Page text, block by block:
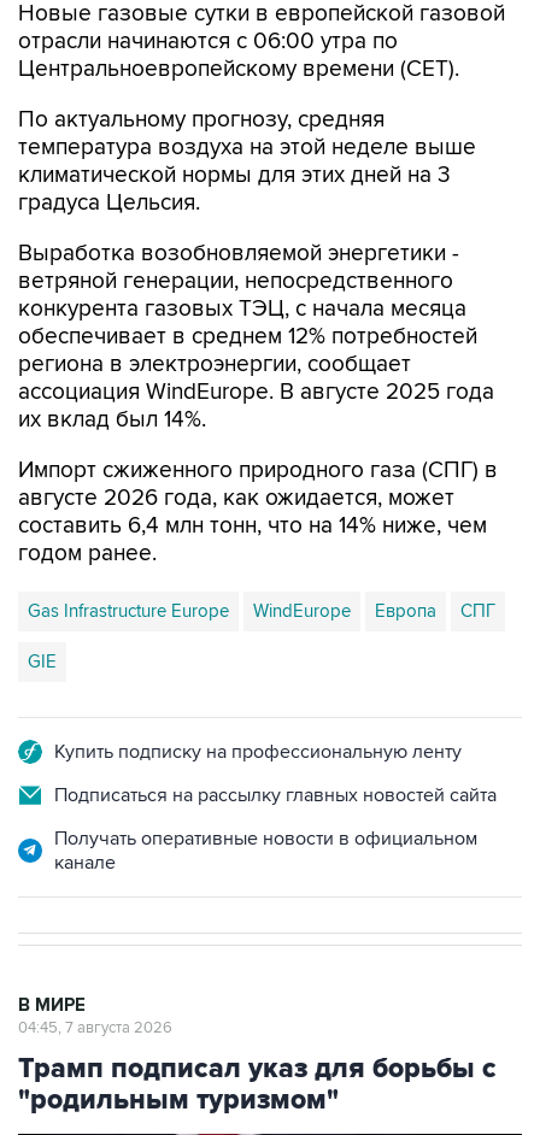
Новые газовые сутки в европейской газовой
отрасли начинаются c 06:00 утра по
Центральноевропейскому времени (CET).
По актуальному прогнозу, средняя
температура воздуха на этой неделе выше
климатической нормы для этих дней на 3
градуса Цельсия.
Выработка возобновляемой энергетики -
ветряной генерации, непосредственного
конкурента газовых ТЭЦ, с начала месяца
обеспечивает в среднем 12% потребностей
региона в электроэнергии, сообщает
ассоциация WindEurope. В августе 2025 года
их вклад был 14%.
Импорт сжиженного природного газа (СПГ) в
августе 2026 года, как ожидается, может
составить 6,4 млн тонн, что на 14% ниже, чем
годом ранее.
Gas Infrastructure Europe WindEurope Европа СПГ
GIE
Купить подписку на профессиональную ленту
Подписаться на рассылку главных новостей сайта
Получать оперативные новости в официальном
канале
В МИРЕ
04:45, 7 августа 2026
Трамп подписал указ для борьбы с
"родильным туризмом"